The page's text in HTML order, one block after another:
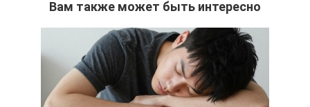
Вам также может быть интересно